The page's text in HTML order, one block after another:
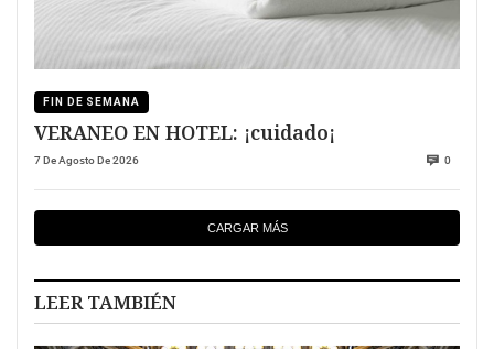
FIN DE SEMANA
VERANEO EN HOTEL: ¡cuidado¡
7 De Agosto De 2026 0
CARGAR MÁS
LEER TAMBIÉN